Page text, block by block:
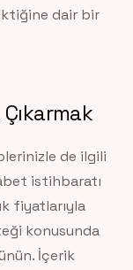
dair bir
de ilgili
istihbaratı
fiyatlarıyla
konusunda
İçerik